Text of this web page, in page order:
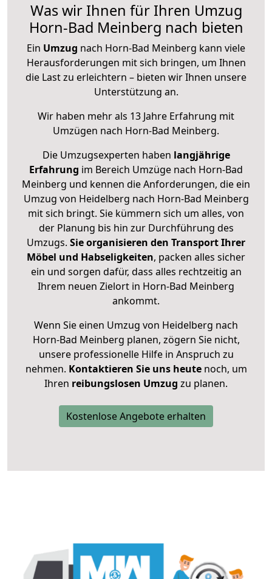
Was wir Ihnen für Ihren Umzug
Horn-Bad Meinberg nach bieten
Ein Umzug nach Horn-Bad Meinberg kann viele
Herausforderungen mit sich bringen, um Ihnen
die Last zu erleichtern – bieten wir Ihnen unsere
Unterstützung an.
Wir haben mehr als 13 Jahre Erfahrung mit
Umzügen nach Horn-Bad Meinberg.
Die Umzugsexperten haben langjährige
Erfahrung im Bereich Umzüge nach Horn-Bad
Meinberg und kennen die Anforderungen, die ein
Umzug von Heidelberg nach Horn-Bad Meinberg
mit sich bringt. Sie kümmern sich um alles, von
der Planung bis hin zur Durchführung des
Umzugs. Sie organisieren den Transport Ihrer
Möbel und Habseligkeiten, packen alles sicher
ein und sorgen dafür, dass alles rechtzeitig an
Ihrem neuen Zielort in Horn-Bad Meinberg
ankommt.
Wenn Sie einen Umzug von Heidelberg nach
Horn-Bad Meinberg planen, zögern Sie nicht,
unsere professionelle Hilfe in Anspruch zu
nehmen. Kontaktieren Sie uns heutenoch, um
Ihren reibungslosen Umzug zu planen.
Kostenlose Angebote erhalten